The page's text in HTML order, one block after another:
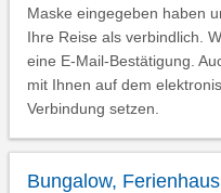
Maske eingegeben haben
Ihre Reise als verbindlich.
eine E-Mail-Bestätigung.
mit Ihnen auf dem
Verbindung setzen.
Bungalow,